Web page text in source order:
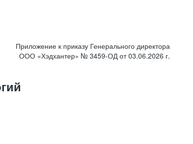
Приложение к приказу Генерального директора
ООО «Хэдхантер» № 3459-ОД от 03.06.2026 г.